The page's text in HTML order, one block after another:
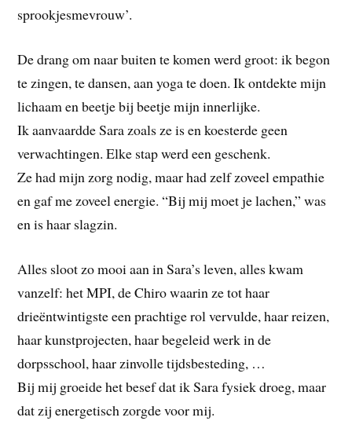
sprookjesmevrouw’.
De drang om naar buiten te komen werd groot: ik begon
te zingen, te dansen, aan yoga te doen. Ik ontdekte mijn
lichaam en beetje bij beetje mijn innerlijke.
Ik aanvaardde Sara zoals ze is en koesterde geen
verwachtingen. Elke stap werd een geschenk.
Ze had mijn zorg nodig, maar had zelf zoveel empathie
en gaf me zoveel energie. “Bij mij moet je lachen,” was
en is haar slagzin.
Alles sloot zo mooi aan in Sara’s leven, alles kwam
vanzelf: het MPI, de Chiro waarin ze tot haar
drieëntwintigste een prachtige rol vervulde, haar reizen,
haar kunstprojecten, haar begeleid werk in de
dorpsschool, haar zinvolle tijdsbesteding, …
Bij mij groeide het besef dat ik Sara fysiek droeg, maar
dat zij energetisch zorgde voor mij.